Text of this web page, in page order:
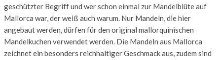
geschützter Begriff und wer schon einmal zur Mandelblüte auf
Mallorca war, der weiß auch warum. Nur Mandeln, die hier
angebaut werden, dürfen für den original mallorquinischen
Mandelkuchen verwendet werden. Die Mandeln aus Mallorca
zeichnet ein besonders reichhaltiger Geschmack aus, zudem sind